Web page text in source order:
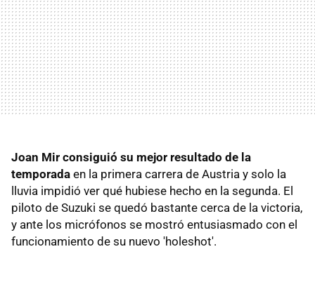
Joan Mir consiguió su mejor resultado de la
temporada en la primera carrera de Austria y solo la
lluvia impidió ver qué hubiese hecho en la segunda. El
piloto de Suzuki se quedó bastante cerca de la victoria,
y ante los micrófonos se mostró entusiasmado con el
funcionamiento de su nuevo 'holeshot'.